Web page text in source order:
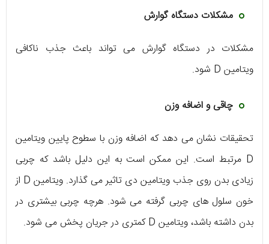
مشکلات دستگاه گوارش
مشکلات در دستگاه گوارش می تواند باعث جذب ناکافی
ویتامین D شود.
چاقی و اضافه وزن
تحقیقات نشان می دهد که اضافه وزن با سطوح پایین ویتامین
D مرتبط است. این ممکن است به این دلیل باشد که چربی
زیادی بدن روی جذب ویتامین دی تاثیر می گذارد. ویتامین D از
خون سلول های چربی گرفته می شود. هرچه چربی بیشتری در
بدن داشته باشد، ویتامین D کمتری در جریان پخش می شود.